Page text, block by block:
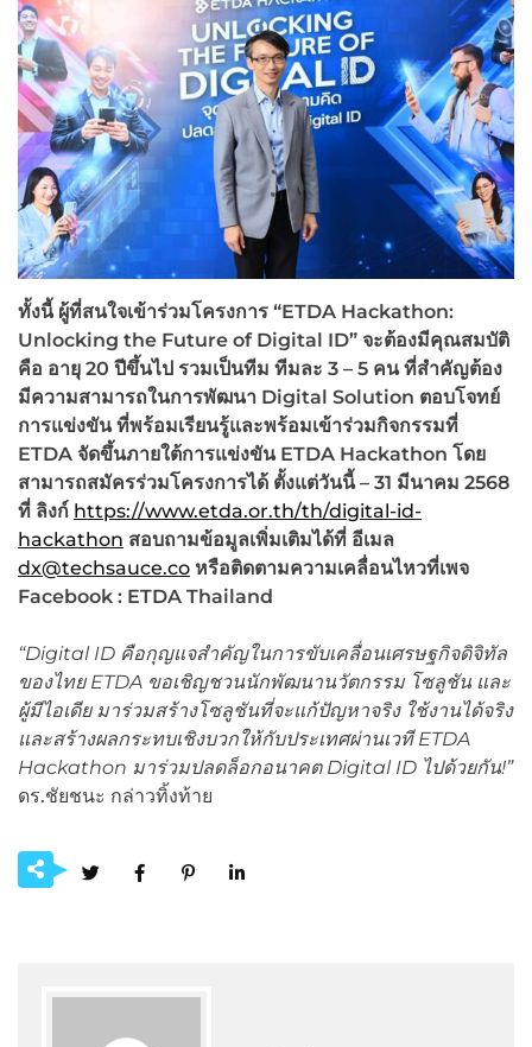
ทั้งนี้ ผู้ที่สนใจเข้าร่วมโครงการ “ETDA Hackathon:
Unlocking the Future of Digital ID” จะต้องมีคุณสมบัติ
คือ อายุ 20 ปีขึ้นไป รวมเป็นทีม ทีมละ 3 – 5 คน ที่สำคัญต้อง
มีความสามารถในการพัฒนา Digital Solution ตอบโจทย์
การแข่งขัน ที่พร้อมเรียนรู้และพร้อมเข้าร่วมกิจกรรมที่
ETDA จัดขึ้นภายใต้การแข่งขัน ETDA Hackathon โดย
สามารถสมัครร่วมโครงการได้ ตั้งแต่วันนี้ – 31 มีนาคม 2568
ที่ ลิงก์ https://www.etda.or.th/th/digital-id-
hackathon สอบถามข้อมูลเพิ่มเติมได้ที่ อีเมล
dx@techsauce.co หรือติดตามความเคลื่อนไหวที่เพจ
Facebook : ETDA Thailand
“Digital ID คือกุญแจสำคัญในการขับเคลื่อนเศรษฐกิจดิจิทัล
ของไทยETDA ขอเชิญชวนนักพัฒนานวัตกรรม โซลูชัน และ
ผู้มีไอเดีย มาร่วมสร้างโซลูชันที่จะแก้ปัญหาจริง ใช้งานได้จริง
และสร้างผลกระทบเชิงบวกให้กับประเทศผ่านเวทีETDA
Hackathon มาร่วมปลดล็อกอนาคต Digital ID ไปด้วยกัน!”
ดร.ชัยชนะ กล่าวทิ้งท้าย